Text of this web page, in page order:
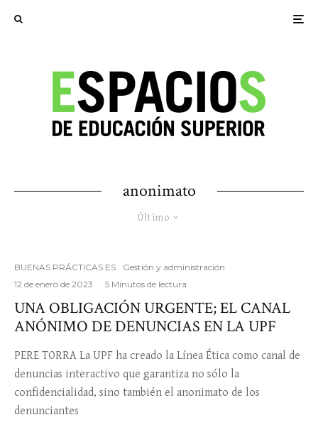
anonimato
Último
BUENAS PRÁCTICAS ES Gestión y administración ·
12 de enero de 2023 · 5 Minutos de lectura
UNA OBLIGACIÓN URGENTE; EL CANAL
ANÓNIMO DE DENUNCIAS EN LA UPF
PERE TORRA La UPF ha creado la Línea Ética como canal de
denuncias interactivo que garantiza no sólo la
confidencialidad, sino también el anonimato de los
denunciantes